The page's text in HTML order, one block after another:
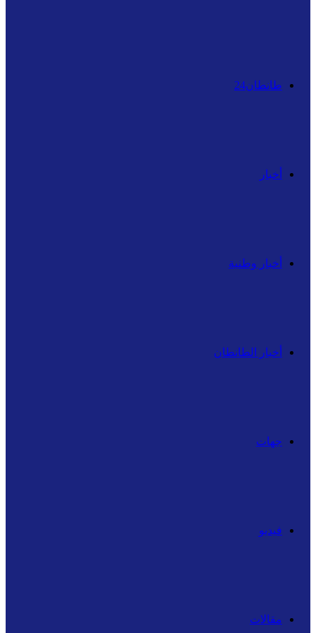
طانطان24
أخبار
أخبار وطنية
أخبار الطانطان
جهات
فيديو
مقالات